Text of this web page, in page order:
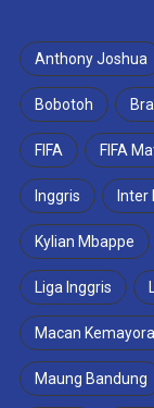
Anthony Joshua
Bobotoh
FIFA FIFA
Inggris Inter
Kylian Mbappe
Liga Inggris
Macan
Maung Bandung